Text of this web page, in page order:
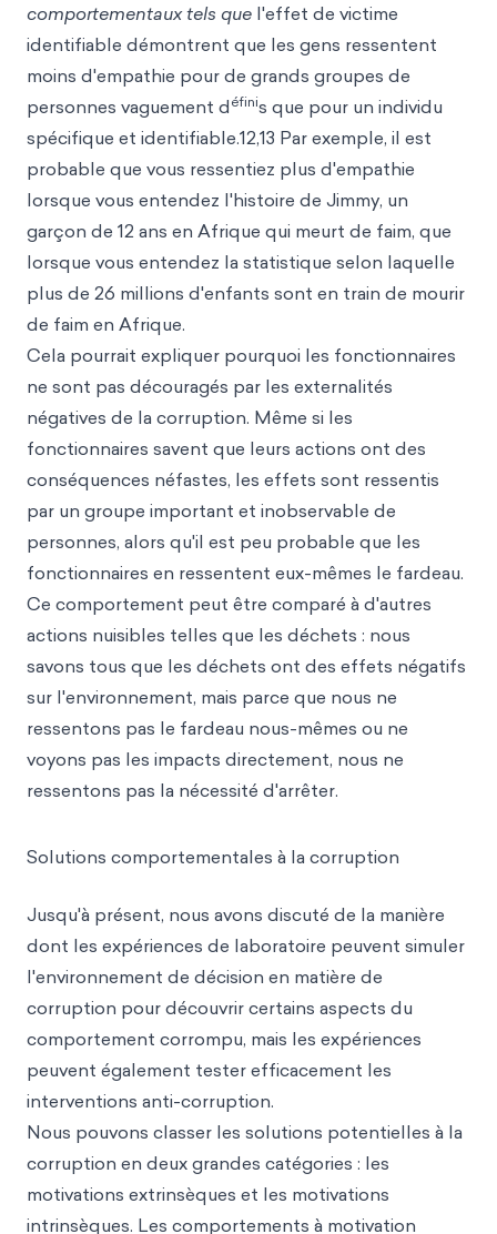
comportementaux tels que l'effet de victime
identifiable démontrent que les gens ressentent
moins d'empathie pour de grands groupes de
personnes vaguement définis que pour un individu
spécifique et identifiable.12,13 Par exemple, il est
probable que vous ressentiez plus d'empathie
lorsque vous entendez l'histoire de Jimmy, un
garçon de 12 ans en Afrique qui meurt de faim, que
lorsque vous entendez la statistique selon laquelle
plus de 26 millions d'enfants sont en train de mourir
de faim en Afrique.
Cela pourrait expliquer pourquoi les fonctionnaires
ne sont pas découragés par les externalités
négatives de la corruption. Même si les
fonctionnaires savent que leurs actions ont des
conséquences néfastes, les effets sont ressentis
par un groupe important et inobservable de
personnes, alors qu'il est peu probable que les
fonctionnaires en ressentent eux-mêmes le fardeau.
Ce comportement peut être comparé à d'autres
actions nuisibles telles que les déchets : nous
savons tous que les déchets ont des effets négatifs
sur l'environnement, mais parce que nous ne
ressentons pas le fardeau nous-mêmes ou ne
voyons pas les impacts directement, nous ne
ressentons pas la nécessité d'arrêter.
Solutions comportementales à la corruption
Jusqu'à présent, nous avons discuté de la manière
dont les expériences de laboratoire peuvent simuler
l'environnement de décision en matière de
corruption pour découvrir certains aspects du
comportement corrompu, mais les expériences
peuvent également tester efficacement les
interventions anti-corruption.
Nous pouvons classer les solutions potentielles à la
corruption en deux grandes catégories : les
motivations extrinsèques et les motivations
intrinsèques. Les comportements à motivation